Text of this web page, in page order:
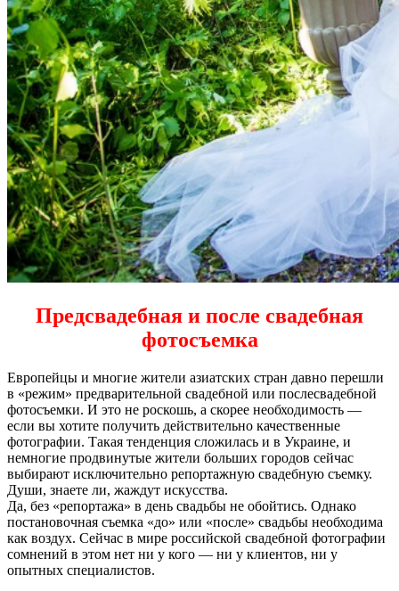
Предсвадебная и после свадебная
фотосъемка
Европейцы и многие жители азиатских стран давно перешли
в «режим» предварительной свадебной или послесвадебной
фотосъемки. И это не роскошь, а скорее необходимость —
если вы хотите получить действительно качественные
фотографии. Такая тенденция сложилась и в Украине, и
немногие продвинутые жители больших городов сейчас
выбирают исключительно репортажную свадебную съемку.
Души, знаете ли, жаждут искусства.
Да, без «репортажа» в день свадьбы не обойтись. Однако
постановочная съемка «до» или «после» свадьбы необходима
как воздух. Сейчас в мире российской свадебной фотографии
сомнений в этом нет ни у кого — ни у клиентов, ни у
опытных специалистов.